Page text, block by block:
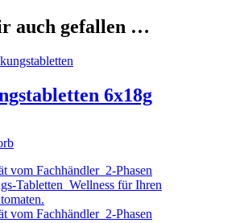
auch gefallen …
6x18g